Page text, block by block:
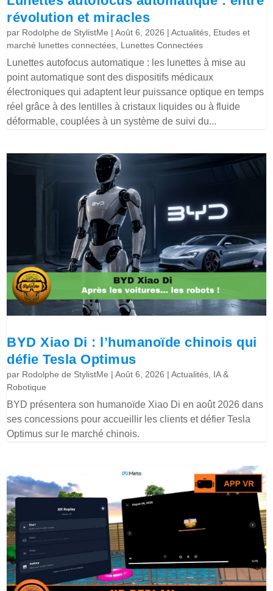
révolution et miracles
par Rodolphe de StylistMe |Août 6, 2026 |Actualités Etudes et
marché lunettes connectées Lunettes Connectées
Lunettes autofocus automatique : les lunettes à mise au
point automatique sont des dispositifs médicaux
électroniques qui adaptent leur puissance optique en temps
réel grâce à des lentilles à cristaux liquides ou à fluide
déformable, couplées à un système de suivi du...
BYD Xiao Di : l’humanoïde chinois qui
défie Tesla Optimus
par Rodolphe de StylistMe |Août 6, 2026 |Actualités IA &
Robotique
BYD présentera son humanoïde Xiao Di en août 2026 dans
ses concessions pour accueillir les clients et défier Tesla
Optimus sur le marché chinois.